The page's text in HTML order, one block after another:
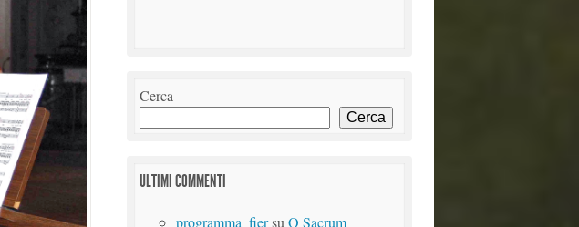
Cerca
Cerca
ULTIMI COMMENTI
programma_fiersuO Sacrum